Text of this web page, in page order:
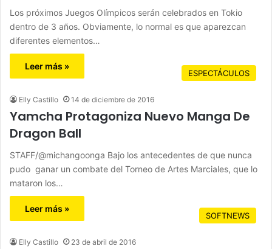
Los próximos Juegos Olímpicos serán celebrados en Tokio
dentro de 3 años. Obviamente, lo normal es que aparezcan
diferentes elementos…
Leer más »
ESPECTÁCULOS
Elly Castillo 14 de diciembre de 2016
Yamcha Protagoniza Nuevo Manga De
Dragon Ball
STAFF/@michangoonga Bajo los antecedentes de que nunca
pudo ganar un combate del Torneo de Artes Marciales, que lo
mataron los…
Leer más »
SOFTNEWS
Elly Castillo 23 de abril de 2016